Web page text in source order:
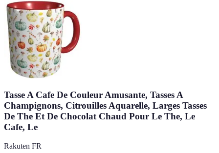
Tasse A Cafe De Couleur Amusante, Tasses A
Champignons, Citrouilles Aquarelle, Larges Tasses
De The Et De Chocolat Chaud Pour Le The, Le
Cafe, Le
Rakuten FR